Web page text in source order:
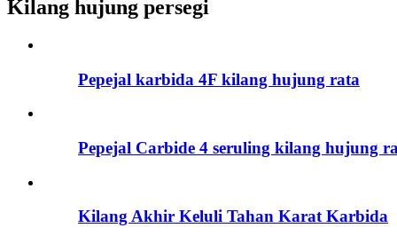
Kilang hujung persegi
Pepejal karbida 4F kilang hujung rata
Pepejal Carbide 4 seruling kilang hujung
Kilang Akhir Keluli Tahan Karat Karbida